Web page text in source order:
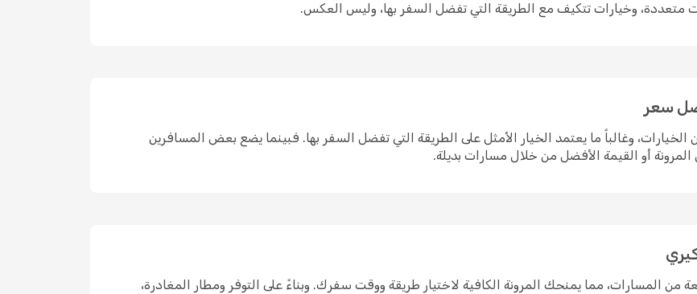
متعددة، وخيارات تتكيف مع الطريقة التي تفضل السفر بها، وليس العكس.
سعر
وغالباً ما يعتمد الخيار الأمثل على الطريقة التي تفضل السفر بها. فبينما يضع بعض المسافرين
أو القيمة الأفضل من خلال مسارات بديلة.
من المسارات، مما يمنحك المرونة الكافية لاختيار طريقة ووقت سفرك. وبناءً على التوفر ومطار المغادرة،